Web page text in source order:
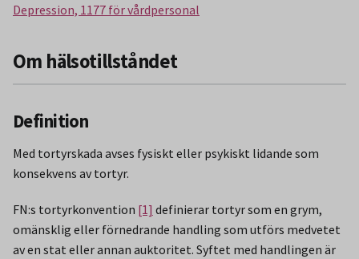
Depression, 1177 för vårdpersonal
Om hälsotillståndet
Definition
Med tortyrskada avses fysiskt eller psykiskt lidande som
konsekvens av tortyr.
FN:s tortyrkonvention [1] definierar tortyr som en grym,
omänsklig eller förnedrande handling som utförs medvetet
av en stat eller annan auktoritet. Syftet med handlingen är